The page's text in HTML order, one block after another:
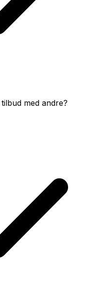
med andre?